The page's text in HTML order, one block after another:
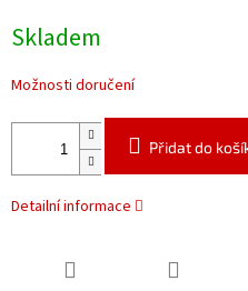
cena:
Skladem
Možnosti doručení
Přidat do
Detailní informace